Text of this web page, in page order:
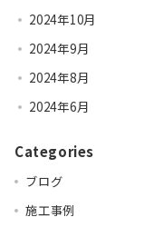
2024年10月
2024年9月
2024年8月
2024年6月
Categories
ブログ
施工事例